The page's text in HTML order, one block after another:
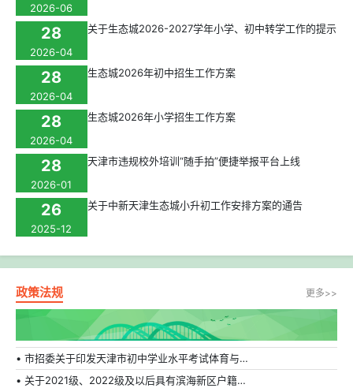
2026-06
28
2026-04
关于生态城2026-2027学年小学、初中转学工作的提示
28
2026-04
生态城2026年初中招生工作方案
28
2026-04
生态城2026年小学招生工作方案
28
2026-01
天津市违规校外培训“随手拍”便捷举报平台上线
26
2025-12
关于中新天津生态城小升初工作安排方案的通告
政策法规 更多>>
• 市招委关于印发天津市初中学业水平考试体育与健康科目补充方案的通知
• 关于2021级、2022级及以后具有滨海新区户籍在外省市普通高中就读学生转学的相关规定